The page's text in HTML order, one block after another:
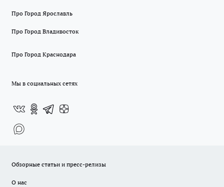
Про Город Ярославль
Про Город Владивосток
Про Город Краснодара
Мы в социальных сетях
Обзорные статьи и пресс-релизы
О нас